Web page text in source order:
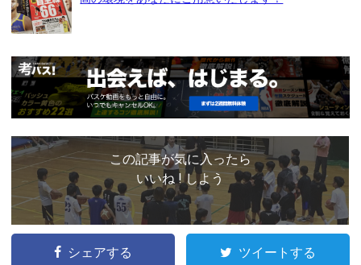
この記事が気に入ったら
いいね ! しよう
シェアする ツイートする